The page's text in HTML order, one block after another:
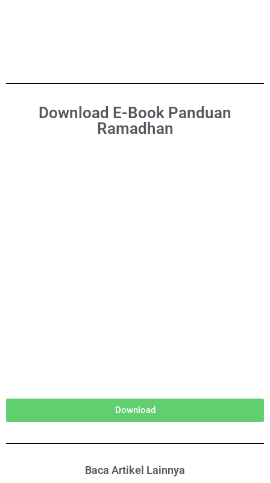
Download E-Book Panduan
Ramadhan
Download
Baca Artikel Lainnya